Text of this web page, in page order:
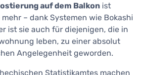
auf dem Balkon ist
– dank Systemen wie Bokashi
ist sie auch für diejenigen, die in
leben, zu einer absolut
Angelegenheit geworden.
Statistikamtes machen